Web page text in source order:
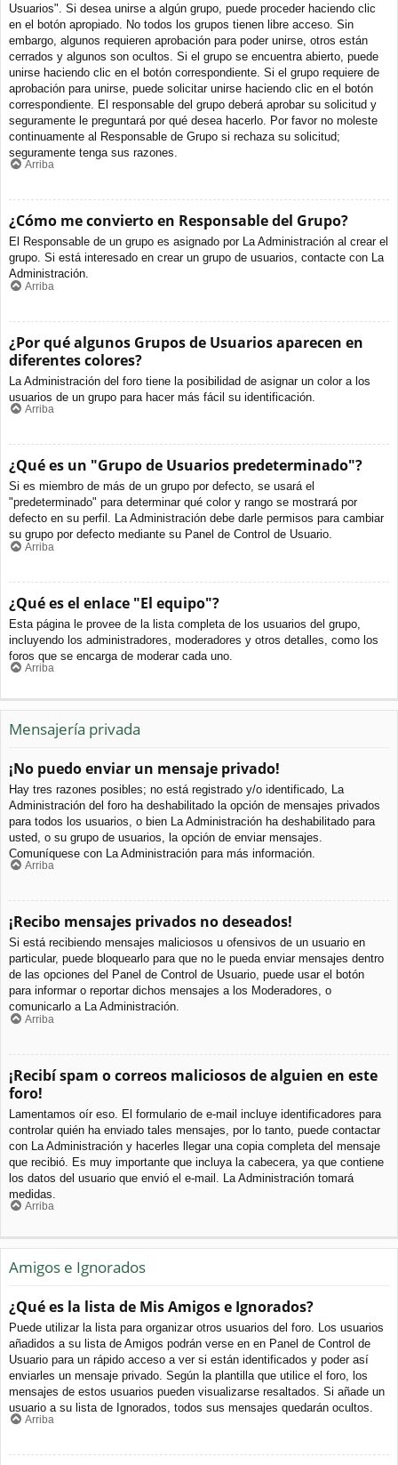
Usuarios". Si desea unirse a algún grupo, puede proceder haciendo clic
en el botón apropiado. No todos los grupos tienen libre acceso. Sin
embargo, algunos requieren aprobación para poder unirse, otros están
cerrados y algunos son ocultos. Si el grupo se encuentra abierto, puede
unirse haciendo clic en el botón correspondiente. Si el grupo requiere de
aprobación para unirse, puede solicitar unirse haciendo clic en el botón
correspondiente. El responsable del grupo deberá aprobar su solicitud y
seguramente le preguntará por qué desea hacerlo. Por favor no moleste
continuamente al Responsable de Grupo si rechaza su solicitud;
seguramente tenga sus razones.
Arriba
¿Cómo me convierto en Responsable del Grupo?
El Responsable de un grupo es asignado por La Administración al crear el
grupo. Si está interesado en crear un grupo de usuarios, contacte con La
Administración.
Arriba
¿Por qué algunos Grupos de Usuarios aparecen en
diferentes colores?
La Administración del foro tiene la posibilidad de asignar un color a los
usuarios de un grupo para hacer más fácil su identificación.
Arriba
¿Qué es un "Grupo de Usuarios predeterminado"?
Si es miembro de más de un grupo por defecto, se usará el
"predeterminado" para determinar qué color y rango se mostrará por
defecto en su perfil. La Administración debe darle permisos para cambiar
su grupo por defecto mediante su Panel de Control de Usuario.
Arriba
¿Qué es el enlace "El equipo"?
Esta página le provee de la lista completa de los usuarios del grupo,
incluyendo los administradores, moderadores y otros detalles, como los
foros que se encarga de moderar cada uno.
Arriba
Mensajería privada
¡No puedo enviar un mensaje privado!
Hay tres razones posibles; no está registrado y/o identificado, La
Administración del foro ha deshabilitado la opción de mensajes privados
para todos los usuarios, o bien La Administración ha deshabilitado para
usted, o su grupo de usuarios, la opción de enviar mensajes.
Comuníquese con La Administración para más información.
Arriba
¡Recibo mensajes privados no deseados!
Si está recibiendo mensajes maliciosos u ofensivos de un usuario en
particular, puede bloquearlo para que no le pueda enviar mensajes dentro
de las opciones del Panel de Control de Usuario, puede usar el botón
para informar o reportar dichos mensajes a los Moderadores, o
comunicarlo a La Administración.
Arriba
¡Recibí spam o correos maliciosos de alguien en este
foro!
Lamentamos oír eso. El formulario de e-mail incluye identificadores para
controlar quién ha enviado tales mensajes, por lo tanto, puede contactar
con La Administración y hacerles llegar una copia completa del mensaje
que recibió. Es muy importante que incluya la cabecera, ya que contiene
los datos del usuario que envió el e-mail. La Administración tomará
medidas.
Arriba
Amigos e Ignorados
¿Qué es la lista de Mis Amigos e Ignorados?
Puede utilizar la lista para organizar otros usuarios del foro. Los usuarios
añadidos a su lista de Amigos podrán verse en en Panel de Control de
Usuario para un rápido acceso a ver si están identificados y poder así
enviarles un mensaje privado. Según la plantilla que utilice el foro, los
mensajes de estos usuarios pueden visualizarse resaltados. Si añade un
usuario a su lista de Ignorados, todos sus mensajes quedarán ocultos.
Arriba